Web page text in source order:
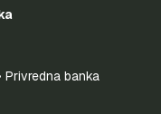
Privredna banka